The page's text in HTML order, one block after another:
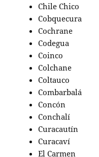
Chile Chico
Cobquecura
Cochrane
Codegua
Coinco
Colchane
Coltauco
Combarbalá
Concón
Conchalí
Curacautín
Curacaví
El Carmen